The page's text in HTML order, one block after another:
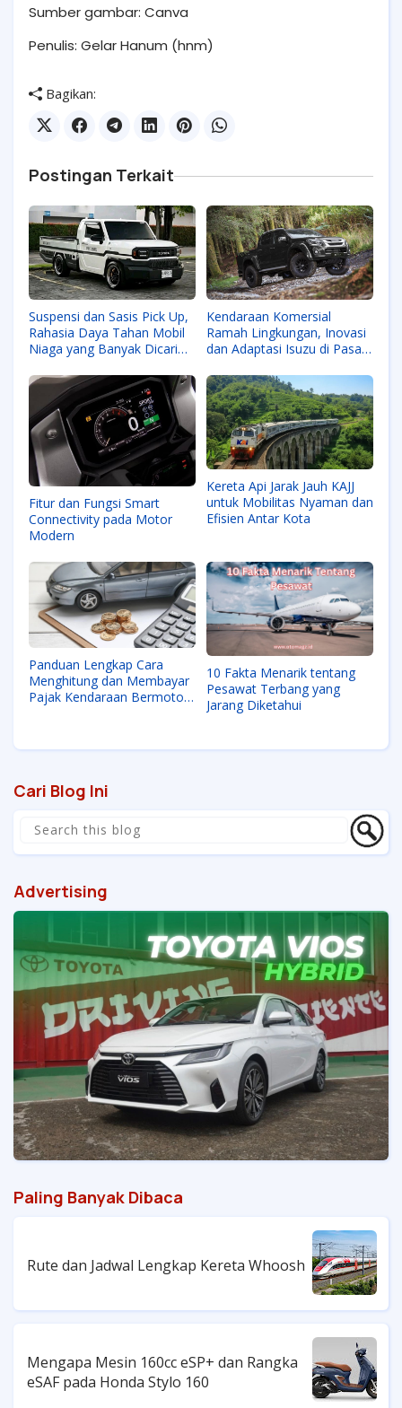
Sumber gambar: Canva
Penulis: Gelar Hanum (hnm)
Bagikan:
Postingan Terkait
Suspensi dan Sasis Pick Up,
Rahasia Daya Tahan Mobil
Niaga yang Banyak Dicari
Kendaraan Komersial
Ramah Lingkungan, Inovasi
dan Adaptasi Isuzu di Pasar
Fitur dan Fungsi Smart
Connectivity pada Motor
Modern
Kereta Api Jarak Jauh KAJJ
untuk Mobilitas Nyaman dan
Efisien Antar Kota
Panduan Lengkap Cara
Menghitung dan Membayar
Pajak Kendaraan Bermotor
10 Fakta Menarik tentang
Pesawat Terbang yang
Jarang Diketahui
Cari Blog Ini
Advertising
Paling Banyak Dibaca
Rute dan Jadwal Lengkap Kereta Whoosh
Mengapa Mesin 160cc eSP+ dan Rangka
eSAF pada Honda Stylo 160